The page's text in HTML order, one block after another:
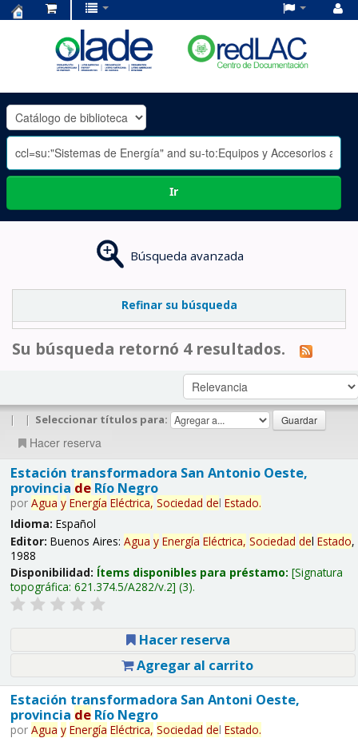
OLADE
-
Ir
Búsqueda avanzada
Refinar su búsqueda
Su búsqueda retornó 4 resultados.
| | Seleccionar títulos para:
Hacer reserva
Estación transformadora San Antonio Oeste,
provincia deRío Negro
por Agua y Energía Eléctrica, Sociedad del Estado.
Idioma: Español
Editor: Buenos Aires: Agua y Energía Eléctrica, Sociedad del Estado,
1988
Disponibilidad: Ítems disponibles para préstamo: Signatura
topográfica: 621.374.5/A282/v.2 (3).
Hacer reserva
Agregar al carrito
Estación transformadora San Antoni Oeste,
provincia deRío Negro
por Agua y Energía Eléctrica, Sociedad del Estado.